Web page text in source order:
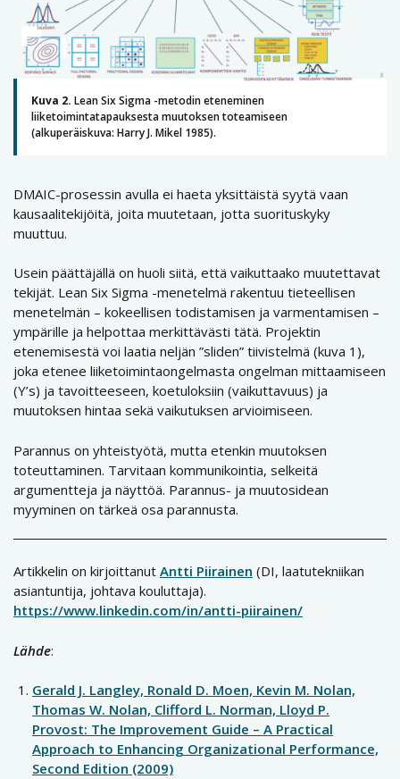
Kuva 2. Lean Six Sigma -metodin eteneminen
liiketoimintatapauksesta muutoksen toteamiseen
(alkuperäiskuva: Harry J. Mikel 1985).
DMAIC-prosessin avulla ei haeta yksittäistä syytä vaan
kausaalitekijöitä, joita muutetaan, jotta suorituskyky
muuttuu.
Usein päättäjällä on huoli siitä, että vaikuttaako muutettavat
tekijät. Lean Six Sigma -menetelmä rakentuu tieteellisen
menetelmän – kokeellisen todistamisen ja varmentamisen –
ympärille ja helpottaa merkittävästi tätä. Projektin
etenemisestä voi laatia neljän ”sliden” tiivistelmä (kuva 1),
joka etenee liiketoimintaongelmasta ongelman mittaamiseen
(Y’s) ja tavoitteeseen, koetuloksiin (vaikuttavuus) ja
muutoksen hintaa sekä vaikutuksen arvioimiseen.
Parannus on yhteistyötä, mutta etenkin muutoksen
toteuttaminen. Tarvitaan kommunikointia, selkeitä
argumentteja ja näyttöä. Parannus- ja muutosidean
myyminen on tärkeä osa parannusta.
Artikkelin on kirjoittanut Antti Piirainen (DI, laatutekniikan
asiantuntija, johtava kouluttaja).
https://www.linkedin.com/in/antti-piirainen/
Lähde:
Gerald J. Langley, Ronald D. Moen, Kevin M. Nolan,
Thomas W. Nolan, Clifford L. Norman, Lloyd P.
Provost: The Improvement Guide – A Practical
Approach to Enhancing Organizational Performance,
Second Edition (2009)